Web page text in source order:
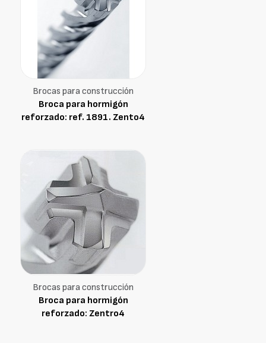
Brocas para construcción
Broca para hormigón
reforzado: ref. 1891. Zento4
Brocas para construcción
Broca para hormigón
reforzado: Zentro4